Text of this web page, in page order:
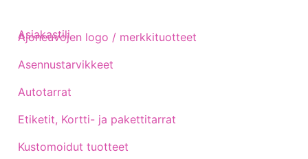
Ajoneuvojen logo / merkkituotteet
Asennustarvikkeet
Autotarrat
Etiketit, Kortti- ja pakettitarrat
Kustomoidut tuotteet
Asiakastili